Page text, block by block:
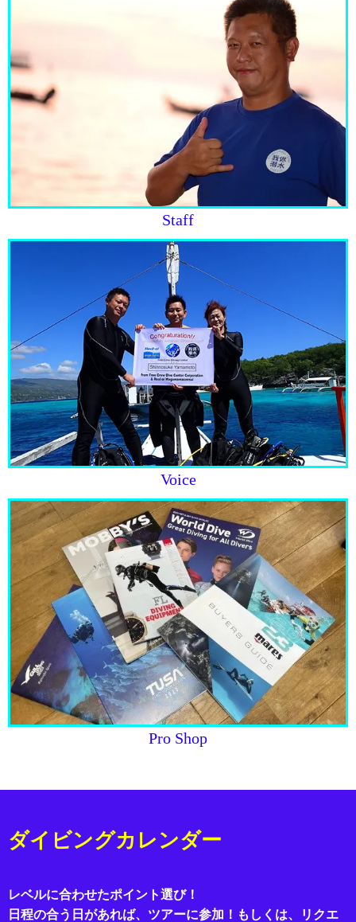
Staff
Voice
Pro Shop
ダイビングカレンダー
レベルに合わせたポイント選び！
日程の合う日があれば、ツアーに参加！もしくは、リクエ